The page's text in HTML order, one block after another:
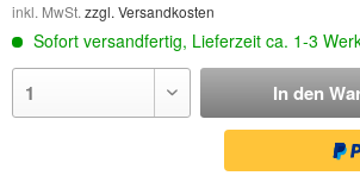
inkl. MwSt. zzgl. Versandkosten
Sofort versandfertig, Lieferzeit ca. 1-3
In den